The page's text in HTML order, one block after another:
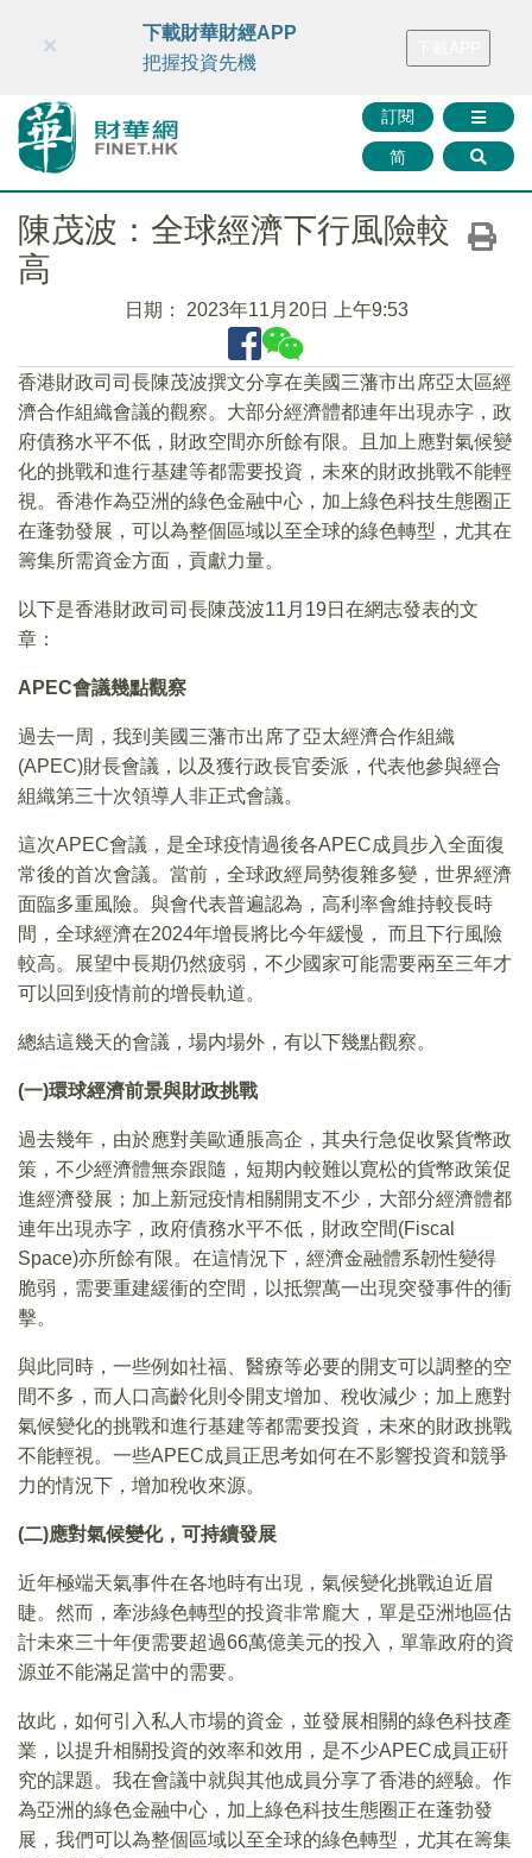
財華智庫網 FINTV FINMETA 財華證券 媒體矩陣
訂閱
简
×
下載財華財經APP
把握投資先機
陳茂波：全球經濟下行風險較
高
日期： 2023年11月20日 上午9:53
香港財政司司長陳茂波撰文分享在美國三藩市出席亞太區經
濟合作組織會議的觀察。大部分經濟體都連年出現赤字，政
府債務水平不低，財政空間亦所餘有限。且加上應對氣候變
化的挑戰和進行基建等都需要投資，未來的財政挑戰不能輕
視。香港作為亞洲的綠色金融中心，加上綠色科技生態圈正
在蓬勃發展，可以為整個區域以至全球的綠色轉型，尤其在
籌集所需資金方面，貢獻力量。
以下是香港財政司司長陳茂波11月19日在網志發表的文
章：
APEC會議幾點觀察
過去一周，我到美國三藩市出席了亞太經濟合作組織
(APEC)財長會議，以及獲行政長官委派，代表他參與經合
組織第三十次領導人非正式會議。
這次APEC會議，是全球疫情過後各APEC成員步入全面復
常後的首次會議。當前，全球政經局勢復雜多變，世界經濟
面臨多重風險。與會代表普遍認為，高利率會維持較長時
間，全球經濟在2024年增長將比今年緩慢， 而且下行風險
較高。展望中長期仍然疲弱，不少國家可能需要兩至三年才
可以回到疫情前的增長軌道。
總結這幾天的會議，場内場外，有以下幾點觀察。
(一)環球經濟前景與財政挑戰
過去幾年，由於應對美歐通脹高企，其央行急促收緊貨幣政
策，不少經濟體無奈跟隨，短期内較難以寛松的貨幣政策促
進經濟發展；加上新冠疫情相關開支不少，大部分經濟體都
連年出現赤字，政府債務水平不低，財政空間(Fiscal
Space)亦所餘有限。在這情況下，經濟金融體系韌性變得
脆弱，需要重建緩衝的空間，以抵禦萬一出現突發事件的衝
擊。
與此同時，一些例如社福、醫療等必要的開支可以調整的空
間不多，而人口高齡化則令開支增加、稅收減少；加上應對
氣候變化的挑戰和進行基建等都需要投資，未來的財政挑戰
不能輕視。一些APEC成員正思考如何在不影響投資和競爭
力的情況下，增加稅收來源。
(二)應對氣候變化，可持續發展
近年極端天氣事件在各地時有出現，氣候變化挑戰迫近眉
睫。然而，牽涉綠色轉型的投資非常龐大，單是亞洲地區估
計未來三十年便需要超過66萬億美元的投入，單靠政府的資
源並不能滿足當中的需要。
故此，如何引入私人市場的資金，並發展相關的綠色科技產
業，以提升相關投資的效率和效用，是不少APEC成員正硏
究的課題。我在會議中就與其他成員分享了香港的經驗。作
為亞洲的綠色金融中心，加上綠色科技生態圈正在蓬勃發
展，我們可以為整個區域以至全球的綠色轉型，尤其在籌集